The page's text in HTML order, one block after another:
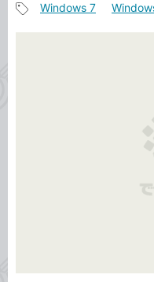
事
カ
Windows 7